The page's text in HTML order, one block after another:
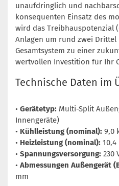
unaufdringlich und
konsequenten Einsatz des
wird das Treibhauspotenzial
Anlagen um rund zwei Drittel
Gesamtsystem zu einer
wertvollen Investition für Ihr
Technische Daten im
• Gerätetyp: Multi-Split
Innengeräte)
• Kühlleistung (nominal): 9,0
• Heizleistung (nominal): 10,4
• Spannungsversorgung: 230
• Abmessungen Außengerät
mm